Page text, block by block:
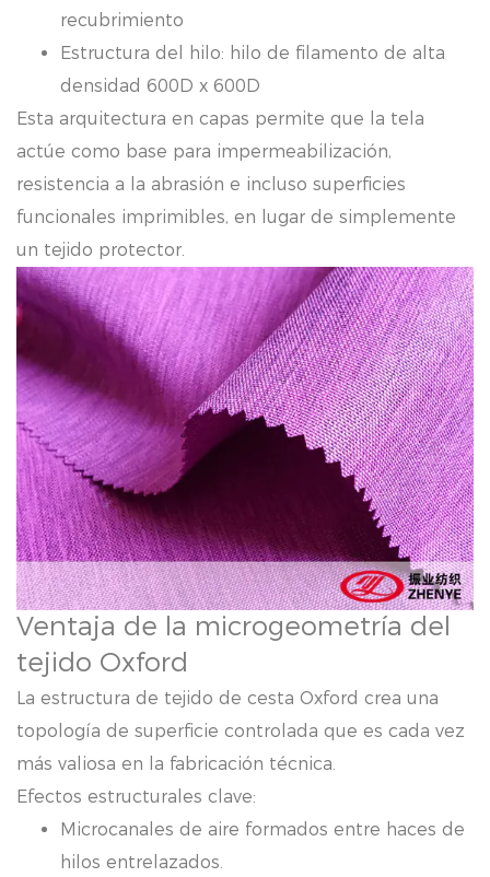
recubrimiento
Estructura del hilo: hilo de filamento de alta
densidad 600D x 600D
Esta arquitectura en capas permite que la tela
actúe como base para impermeabilización,
resistencia a la abrasión e incluso superficies
funcionales imprimibles, en lugar de simplemente
un tejido protector.
Ventaja de la microgeometría del
tejido Oxford
La estructura de tejido de cesta Oxford crea una
topología de superficie controlada que es cada vez
más valiosa en la fabricación técnica.
Efectos estructurales clave:
Microcanales de aire formados entre haces de
hilos entrelazados.